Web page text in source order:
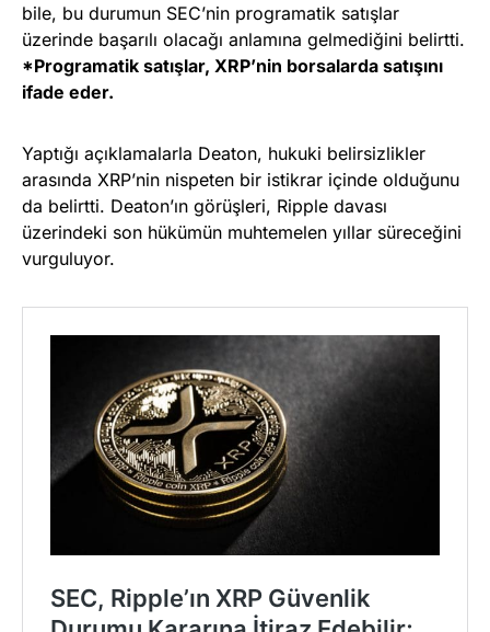
bile, bu durumun SEC’nin programatik satışlar
üzerinde başarılı olacağı anlamına gelmediğini belirtti.
*Programatik satışlar, XRP’nin borsalarda satışını
ifade eder.
Yaptığı açıklamalarla Deaton, hukuki belirsizlikler
arasında XRP’nin nispeten bir istikrar içinde olduğunu
da belirtti. Deaton’ın görüşleri, Ripple davası
üzerindeki son hükümün muhtemelen yıllar süreceğini
vurguluyor.